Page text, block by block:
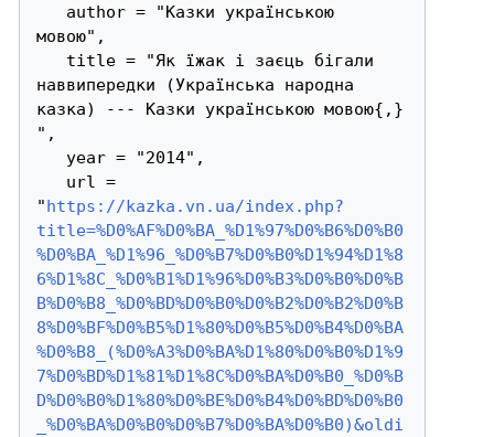
мовою",
наввипередки (Українська народна
казка) --- Казки українською мовою{,}
",
" https://kazka.vn.ua/index.php?
title=%D0%AF%D0%BA_%D1%97%D0%B6%D0%B0
%D0%BA_%D1%96_%D0%B7%D0%B0%D1%94%D1%8
6%D1%8C_%D0%B1%D1%96%D0%B3%D0%B0%D0%B
B%D0%B8_%D0%BD%D0%B0%D0%B2%D0%B2%D0%B
8%D0%BF%D0%B5%D1%80%D0%B5%D0%B4%D0%BA
%D0%B8_(%D0%A3%D0%BA%D1%80%D0%B0%D1%9
7%D0%BD%D1%81%D1%8C%D0%BA%D0%B0_%D0%B
D%D0%B0%D1%80%D0%BE%D0%B4%D0%BD%D0%B0
_%D0%BA%D0%B0%D0%B7%D0%BA%D0%B0)&oldi